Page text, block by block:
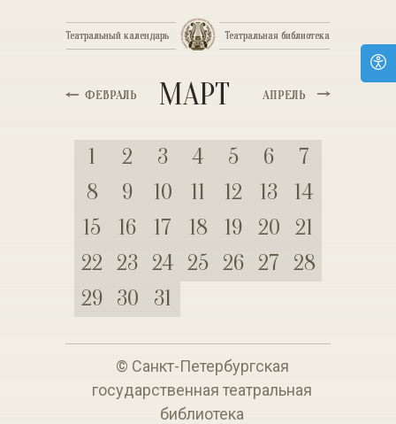
© Санкт-Петербургская
государственная театральная
библиотека
МАРТ
ФЕВРАЛЬ
ФЕВРАЛЬ АПРЕЛЬ
АПРЕЛЬ
Театральная библиотека
Театральная библиотека
Театральный календарь
Театральный календарь
31
30
29
28
27
26
25
24
23
22
21
20
19
18
17
16
15
14
13
12
11
10
9
8
7
6
5
4
3
2
1